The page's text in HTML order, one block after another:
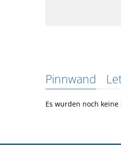
Pinnwand
Es wurden noch